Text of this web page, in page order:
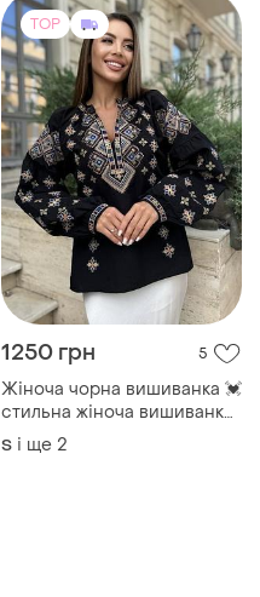
TOP
1250 грн 5
Жіноча чорна вишиванка 💓
стильна жіноча вишиванка
💓 вишита блуза 💓
S і ще 2